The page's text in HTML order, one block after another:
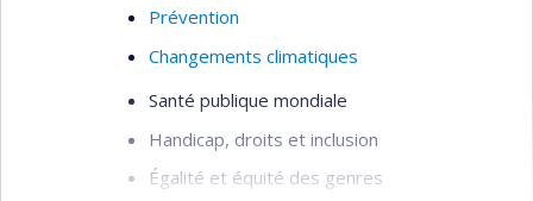
Prévention
Changements climatiques
Santé publique mondiale
Handicap, droits et inclusion
Égalité et équité des genres